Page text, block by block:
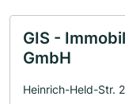
GIS -
GmbH
Heinrich-Held-Str.